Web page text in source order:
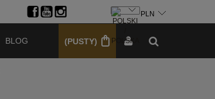
ZAREJESTRUJ SIĘ ZALOGUJ SIĘ
(PUSTY)
BLOG